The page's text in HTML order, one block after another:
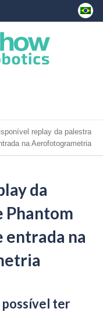
replay da palestra
na Aerofotogrametria
da
Phantom
entrada na
possível ter